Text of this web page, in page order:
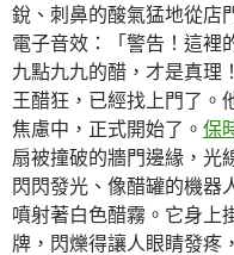
銳、刺鼻的酸氣猛地從店
電子音效：「警告！這裡
九點九九的醋，才是真理
王醋狂，已經找上門了。
焦慮中，正式開始了。 保
扇被撞破的牆門邊緣，光
閃閃發光、像醋罐的機器
噴射著白色醋霧。它身上
牌，閃爍得讓人眼睛發疼